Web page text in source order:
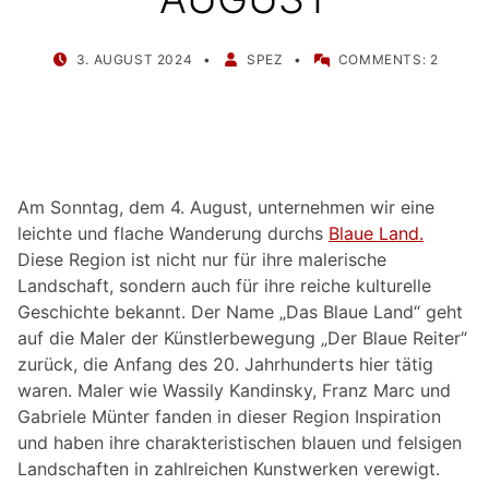
POSTED ON:
3. AUGUST 2024
WRITTEN BY:
SPEZ COMMENTS: 2
Am Sonntag, dem 4. August, unternehmen wir eine
leichte und flache Wanderung durchs Blaue Land.
Diese Region ist nicht nur für ihre malerische
Landschaft, sondern auch für ihre reiche kulturelle
Geschichte bekannt. Der Name „Das Blaue Land“ geht
auf die Maler der Künstlerbewegung „Der Blaue Reiter“
zurück, die Anfang des 20. Jahrhunderts hier tätig
waren. Maler wie Wassily Kandinsky, Franz Marc und
Gabriele Münter fanden in dieser Region Inspiration
und haben ihre charakteristischen blauen und felsigen
Landschaften in zahlreichen Kunstwerken verewigt.